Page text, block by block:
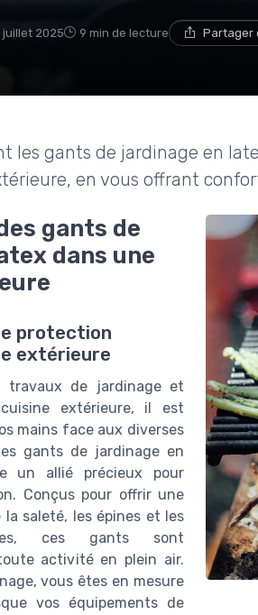
juillet 2025 9 min de lecture Partager
les gants de jardinage en
en vous offrant
gants de
dans une
protection
extérieure
travaux de jardinage et
extérieure, il est
mains face aux diverses
gants de jardinage en
un allié précieux pour
Conçus pour offrir une
saleté, les épines et les
ces gants sont
activité en plein air.
vous êtes en mesure
vos équipements de